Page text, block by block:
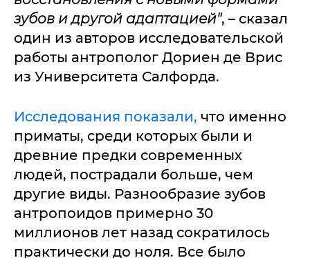
зубов и другой адаптацией", – сказал
один из авторов исследовательской
работы антрополог Дориен де Врис
из Университета Салфорда.
Исследования показали, что именно
приматы, среди которых были и
древние предки современных
людей, пострадали больше, чем
другие виды. Разнообразие зубов
антропоидов примерно 30
миллионов лет назад сократилось
практически до ноля. Все было